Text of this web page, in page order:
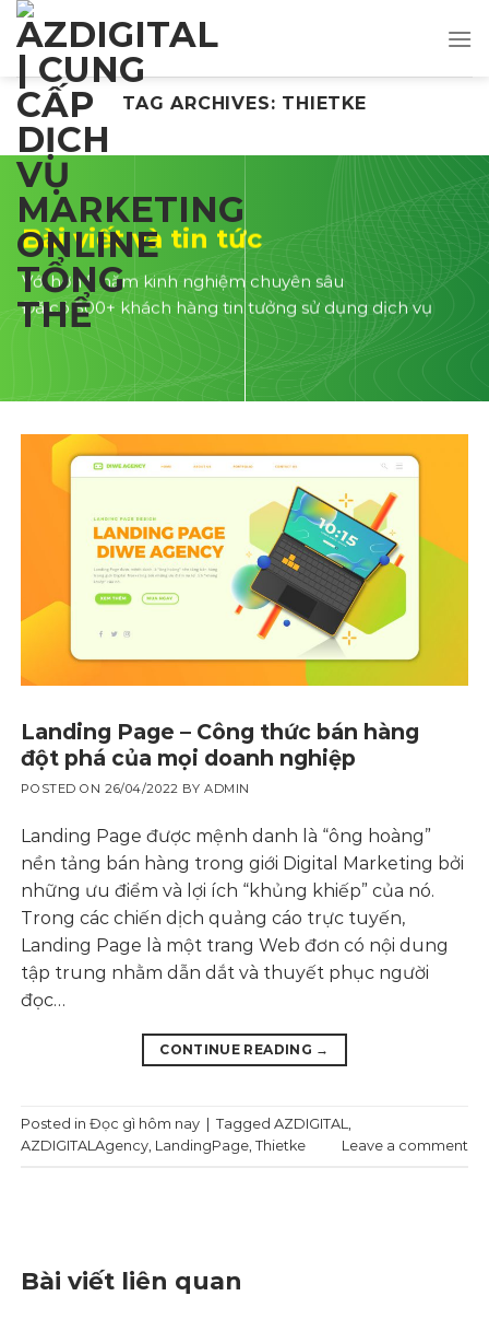
Skip
to
content
TAG ARCHIVES: THIETKE
Bài viết và tin tức
Với hơn 5 năm kinh nghiệm chuyên sâu
Đã có 500+ khách hàng tin tưởng sử dụng dịch vụ
Landing Page – Công thức bán hàng
đột phá của mọi doanh nghiệp
POSTED ON26/04/2022 BY ADMIN
Landing Page được mệnh danh là “ông hoàng”
nền tảng bán hàng trong giới Digital Marketing bởi
những ưu điểm và lợi ích “khủng khiếp” của nó.
Trong các chiến dịch quảng cáo trực tuyến,
Landing Page là một trang Web đơn có nội dung
tập trung nhằm dẫn dắt và thuyết phục người
đọc…
CONTINUE READING →
Posted inĐọc gì hôm nay TaggedAZDIGITAL,
AZDIGITALAgency, LandingPage,Thietke Leave a comment
Bài viết liên quan